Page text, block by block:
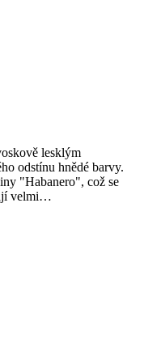
lesklým
odstínu hnědé barvy.
"Habanero", což se
velmi…